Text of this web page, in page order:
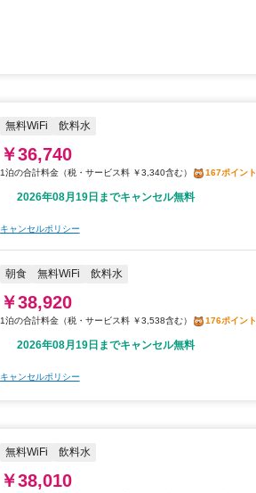
無料WiFi 飲料水
￥36,740
税・サービス料 ￥3,340含む 167ポイント
2026年08月19日までキャンセル無料
キャンセルポリシー
朝食 無料WiFi 飲料水
￥38,920
税・サービス料 ￥3,538含む 176ポイント
2026年08月19日までキャンセル無料
キャンセルポリシー
無料WiFi 飲料水
￥38,010